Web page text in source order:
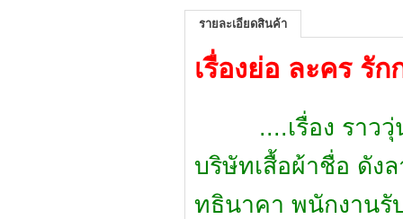
รายละเอียดสินค้า
เรื่องย่อ ละคร รั
....เรื่อง ราววุ่น
บริษัทเสื้อผ้าชื่อ ดัง
ทธินาคา พนักงานรั